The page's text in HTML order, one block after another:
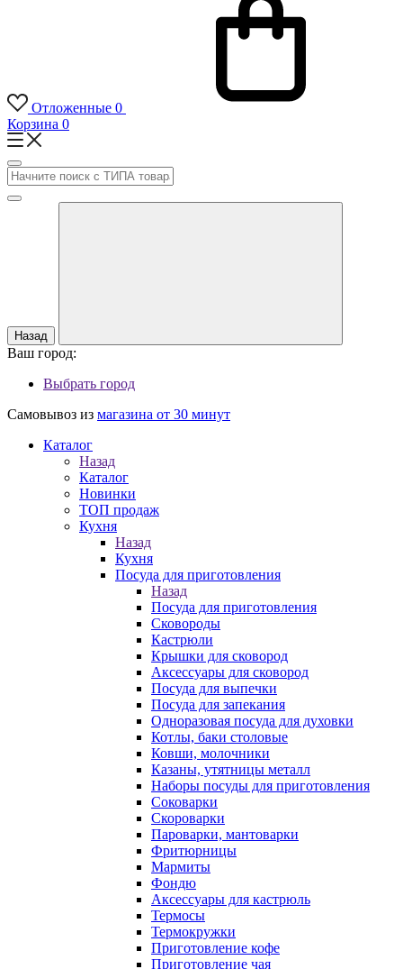
Отложенные 0
Корзина 0
Назад
Ваш город:
Выбрать город
Самовывоз из магазина от 30 минут
Каталог
Назад
Каталог
Новинки
ТОП продаж
Кухня
Назад
Кухня
Посуда для приготовления
Назад
Посуда для приготовления
Сковороды
Кастрюли
Крышки для сковород
Аксессуары для сковород
Посуда для выпечки
Посуда для запекания
Одноразовая посуда для духовки
Котлы, баки столовые
Ковши, молочники
Казаны, утятницы металл
Наборы посуды для приготовления
Соковарки
Скороварки
Пароварки, мантоварки
Фритюрницы
Мармиты
Фондю
Аксессуары для кастрюль
Термосы
Термокружки
Приготовление кофе
Приготовление чая